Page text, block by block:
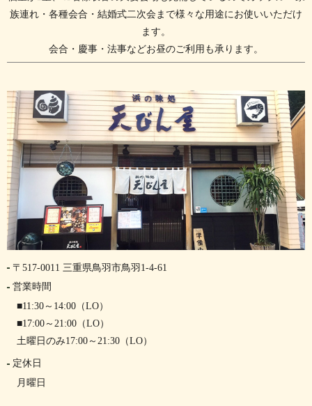
族連れ・各種会合・結婚式二次会まで様々な用途にお使いいただけ
ます。
会合・慶事・法事などお昼のご利用も承ります。
〒517-0011 三重県鳥羽市鳥羽1-4-61
営業時間
■11:30～14:00（LO）
■17:00～21:00（LO）
土曜日のみ17:00～21:30（LO）
定休日
月曜日